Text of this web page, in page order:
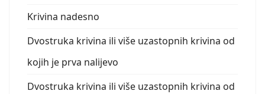
Krivina nadesno
Dvostruka krivina ili više uzastopnih krivina od
kojih je prva nalijevo
Dvostruka krivina ili više uzastopnih krivina od